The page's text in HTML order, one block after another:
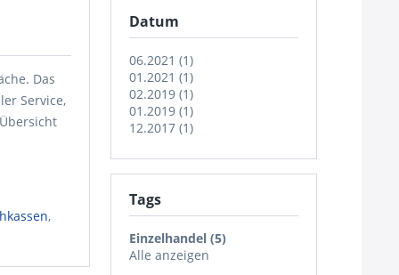
Datum
06.2021 (1)
01.2021 (1)
02.2019 (1)
01.2019 (1)
12.2017 (1)
Tags
Einzelhandel (5)
Alle anzeigen
Das
Service,
,